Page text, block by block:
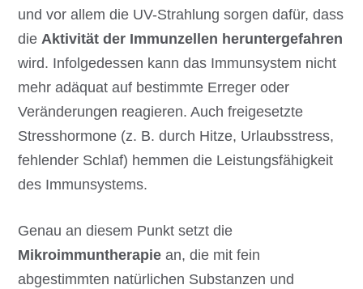
und vor allem die UV-Strahlung sorgen dafür, dass
dieAktivität der Immunzellen heruntergefahren
wird. Infolgedessen kann das Immunsystem nicht
mehr adäquat auf bestimmte Erreger oder
Veränderungen reagieren. Auch freigesetzte
Stresshormone (z. B. durch Hitze, Urlaubsstress,
fehlender Schlaf) hemmen die Leistungsfähigkeit
des Immunsystems.
Genau an diesem Punkt setzt die
Mikroimmuntherapie an, die mit fein
abgestimmten natürlichen Substanzen und